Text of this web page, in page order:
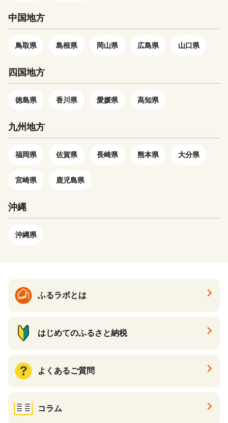
中国地方
鳥取県 島根県 岡山県 広島県 山口県
四国地方
徳島県 香川県 愛媛県 高知県
九州地方
福岡県 佐賀県 長崎県 熊本県 大分県
宮崎県 鹿児島県
沖縄
沖縄県
ふるラボとは
はじめてのふるさと納税
よくあるご質問
コラム